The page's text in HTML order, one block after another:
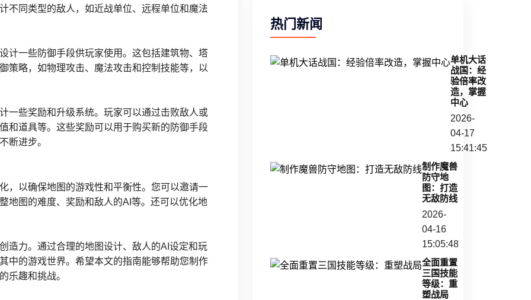
不同类型的敌人，如近战单位、远程单位和魔法
计一些防御手段供玩家使用。这包括建筑物、塔
策略，如物理攻击、魔法攻击和控制技能等，以
一些奖励和升级系统。玩家可以通过击败敌人或
和道具等。这些奖励可以用于购买新的防御手段
断进步。
，以确保地图的游戏性和平衡性。您可以邀请一
地图的难度、奖励和敌人的AI等。还可以优化地
造力。通过合理的地图设计、敌人的AI设定和玩
中的游戏世界。希望本文的指南能够帮助您制作
乐趣和挑战。
热门新闻
单机大话
战国：经
验倍率改
造，掌握
中心
2026-
04-17
15:41:45
制作魔兽
防守地
图：打造
无敌防线
2026-
04-16
15:05:48
全面重置
三国技能
等级：重
塑战局